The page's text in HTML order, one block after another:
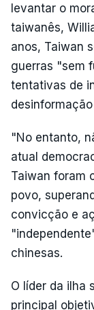
levantar o
taiwanês,
anos, Taiwan
guerras "sem
tentativas de
"No entanto,
atual
Taiwan foram
povo,
convicção e
chinesas.
O líder da ilha
principal